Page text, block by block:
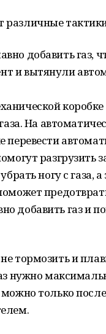
добавить газ,
и вытянули
На
разгрузить
ногу с газа,
добавить газ и
тормозить и
нужно
только после